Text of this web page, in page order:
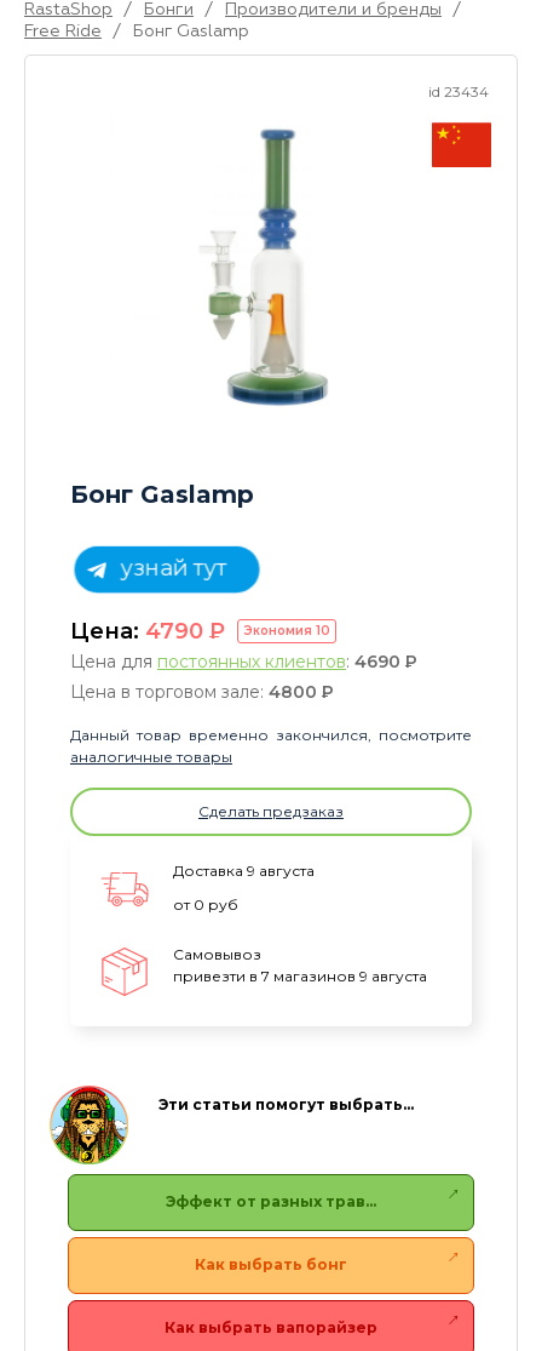
RastaShop / Бонги / Производители и бренды
/
Free Ride
/ Бонг Gaslamp
id 23434
Бонг Gaslamp
узнай тут
Цена: 4790 P Экономия 10
Цена для постоянных клиентов: 4690 P
Цена в торговом зале: 4800 P
Данный товар временно закончился, посмотрите
аналогичные товары
Сделать предзаказ
Доставка 9 августа
от 0 руб
Самовывоз
привезти в 7 магазинов 9 августа
Эти статьи помогут выбрать…
Эффект от разных трав…
Как выбрать бонг
Как выбрать вапорайзер